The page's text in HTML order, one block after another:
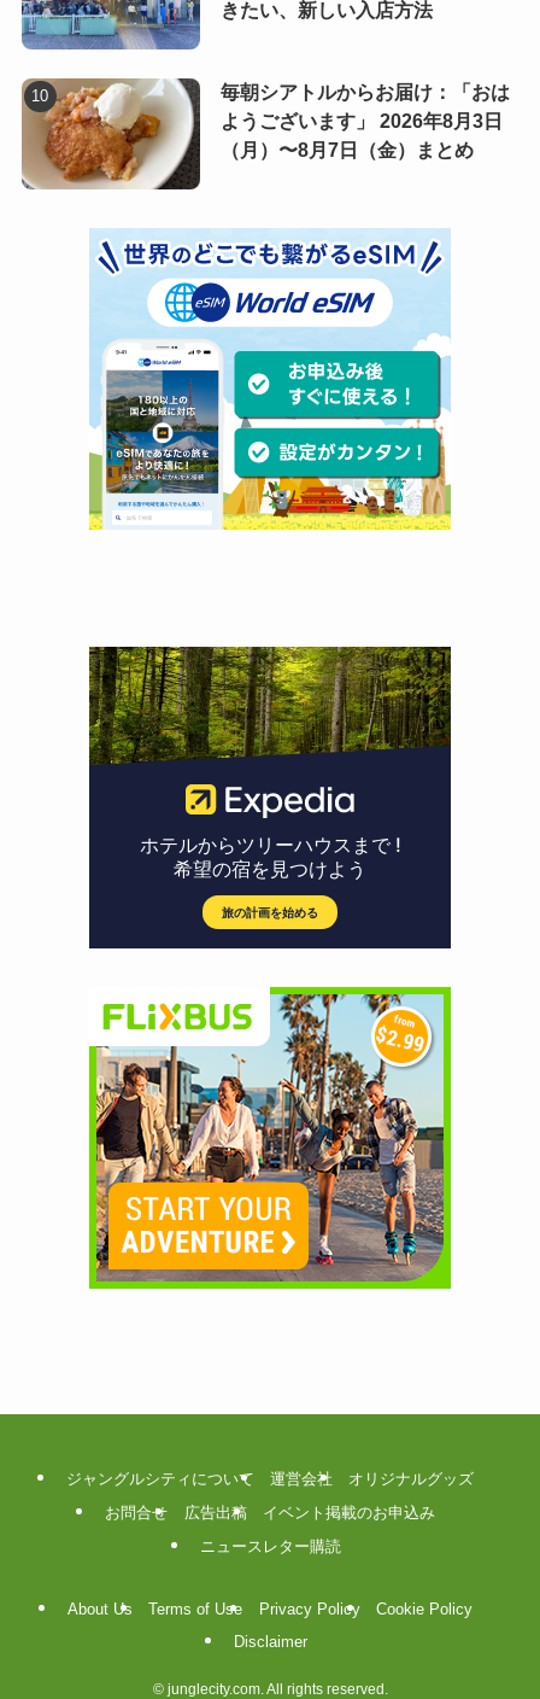
きたい、新しい入店方法
毎朝シアトルからお届け：「おは
ようございます」 2026年8月3日
（月）〜8月7日（金）まとめ
ジャングルシティについて 運営会社
オリジナルグッズ
お問合せ
広告出稿
イベント掲載のお申込み
ニュースレター購読
About Us Terms of Use Privacy Policy
Cookie Policy
Disclaimer
©junglecity.com. All rights reserved.